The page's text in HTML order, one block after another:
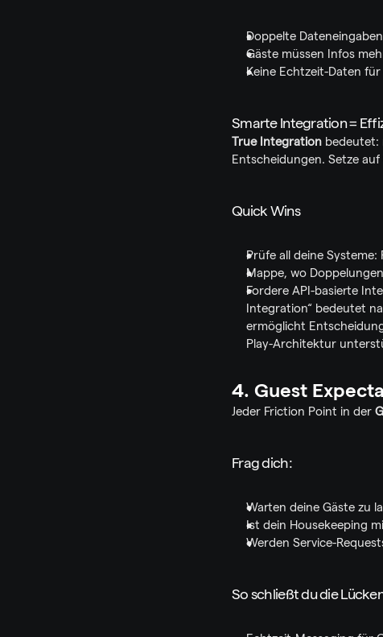
Doppelte Dateneingaben
Gäste müssen Infos
Keine Echtzeit-Daten
Smarte Integration =
True Integration bedeutet:
Entscheidungen. Setze auf
Quick Wins
Prüfe all deine Systeme:
Mappe, wo
Fordere API-basierte
Integration“ bedeutet
ermöglicht
Play-Architektur
4. Guest
Jeder Friction Point in der
Frag dich:
Warten deine Gäste zu
Ist dein Housekeeping
Werden Service-
So schließt du die